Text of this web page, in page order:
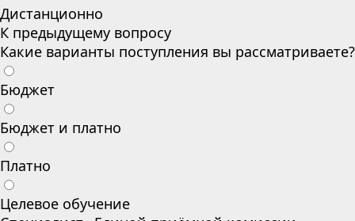
Дистанционно
К предыдущему вопросу
Какие варианты поступления вы рассматриваете?
Бюджет
Бюджет и платно
Платно
Целевое обучение